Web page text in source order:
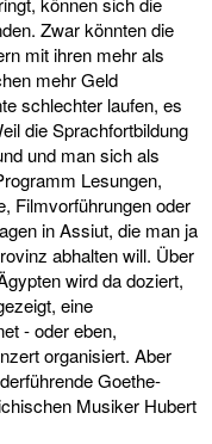
Zwar könnten die
mit ihren mehr als
mehr Geld
schlechter laufen, es
die Sprachfortbildung
und man sich als
Lesungen,
Filmvorführungen oder
in Assiut, die man ja
abhalten will. Über
wird da doziert,
eine
- oder eben,
organisiert. Aber
Goethe-
Musiker Hubert